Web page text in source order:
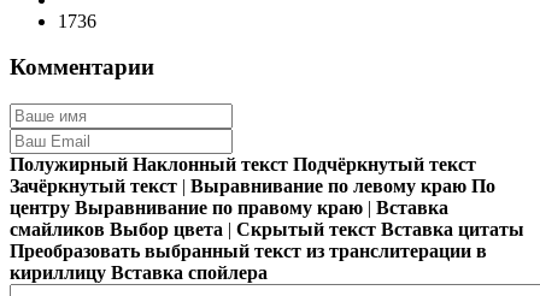
1736
Комментарии
Полужирный Наклонный текст Подчёркнутый текст
Зачёркнутый текст | Выравнивание по левому краю По
центру Выравнивание по правому краю | Вставка
смайликов Выбор цвета | Скрытый текст Вставка цитаты
Преобразовать выбранный текст из транслитерации в
кириллицу Вставка спойлера